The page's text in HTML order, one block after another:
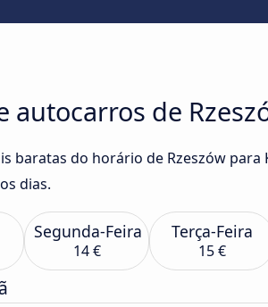
de
baratas do horário de Rzeszów para
dias.
Segunda-Feira
14 €
Terça-Feira
15 €